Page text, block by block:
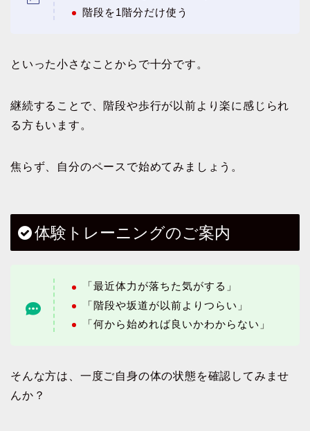
階段を1階分だけ使う
といった小さなことからで十分です。
継続することで、階段や歩行が以前より楽に感じられ
る方もいます。
焦らず、自分のペースで始めてみましょう。
体験トレーニングのご案内
「最近体力が落ちた気がする」
「階段や坂道が以前よりつらい」
「何から始めれば良いかわからない」
そんな方は、一度ご自身の体の状態を確認してみませ
んか？